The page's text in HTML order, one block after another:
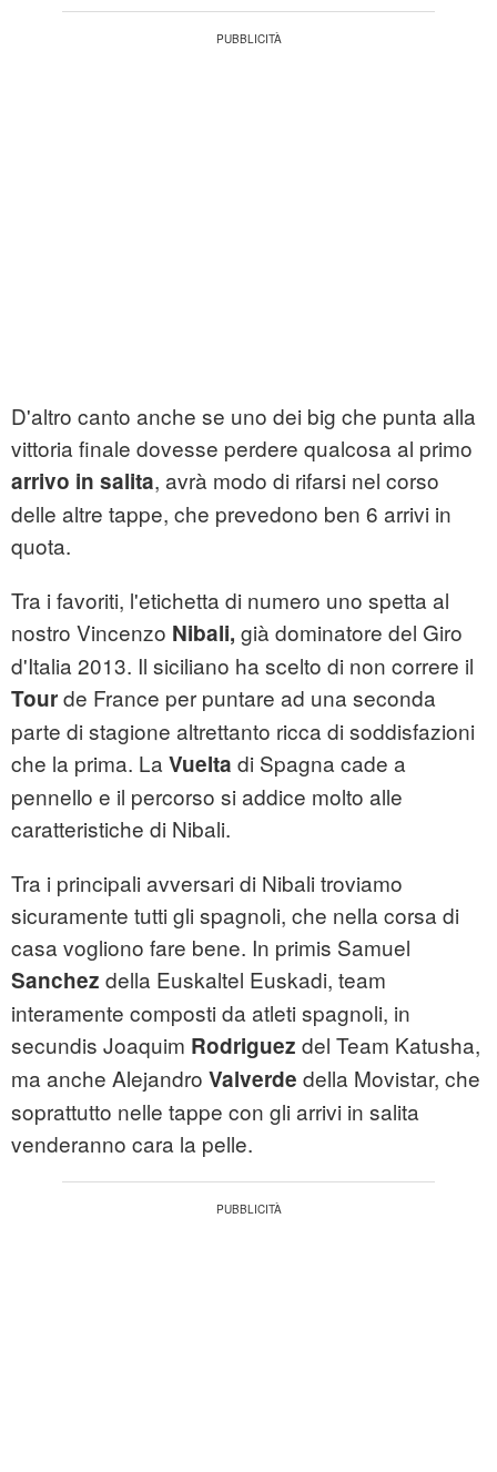
D'altro canto anche se uno dei big che punta alla
vittoria finale dovesse perdere qualcosa al primo
arrivo in salita, avrà modo di rifarsi nel corso
delle altre tappe, che prevedono ben 6 arrivi in
quota.
Tra i favoriti, l'etichetta di numero uno spetta al
nostro Vincenzo Nibali, già dominatore del Giro
d'Italia 2013. Il siciliano ha scelto di non correre il
Tourde France per puntare ad una seconda
parte di stagione altrettanto ricca di soddisfazioni
che la prima. La Vuelta di Spagna cade a
pennello e il percorso si addice molto alle
caratteristiche di Nibali.
Tra i principali avversari di Nibali troviamo
sicuramente tutti gli spagnoli, che nella corsa di
casa vogliono fare bene. In primis Samuel
Sanchez della Euskaltel Euskadi, team
interamente composti da atleti spagnoli, in
secundis Joaquim Rodriguez del Team Katusha,
ma anche Alejandro Valverde della Movistar, che
soprattutto nelle tappe con gli arrivi in salita
venderanno cara la pelle.